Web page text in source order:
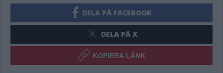
DELA PÅ FACEBOOK
DELA PÅ X
KOPIERA LÄNK